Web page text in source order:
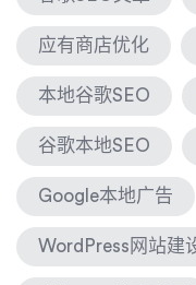
应有商店优化
本地谷歌SEO
谷歌本地SEO
Google本地广告
WordPress网站建